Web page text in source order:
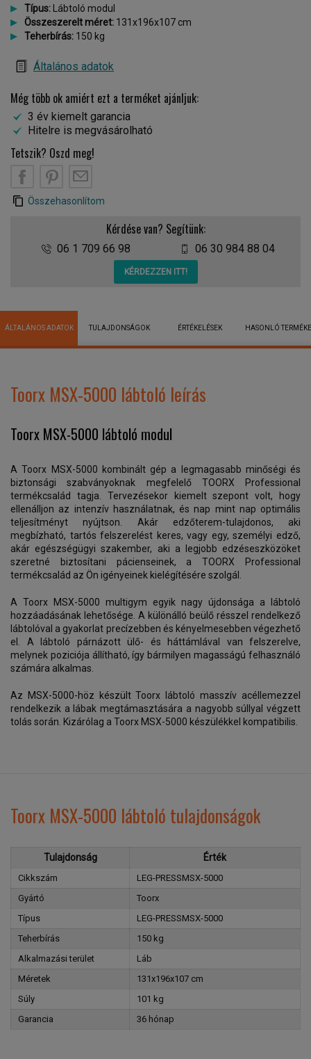
Típus: Lábtoló modul
Összeszerelt méret: 131x196x107 cm
Teherbírás: 150 kg
Általános adatok
Még több ok amiért ezt a terméket ajánljuk:
3 év kiemelt garancia
Hitelre is megvásárolható
Tetszik? Oszd meg!
Összehasonlítom
Kérdése van? Segítünk:
06 1 709 66 98 06 30 984 88 04
KÉRDEZZEN ITT!
ÁLTALÁNOS ADATOK TULAJDONSÁGOK ÉRTÉKELÉSEK HASONLÓ
Toorx MSX-5000 lábtoló leírás
Toorx MSX-5000 lábtoló modul
A Toorx MSX-5000 kombinált gép a legmagasabb minőségi és
biztonsági szabványoknak megfelelő TOORX Professional
termékcsalád tagja. Tervezésekor kiemelt szepont volt, hogy
ellenálljon az intenzív használatnak, és nap mint nap optimális
teljesítményt nyújtson. Akár edzőterem-tulajdonos, aki
megbízható, tartós felszerelést keres, vagy egy, személyi edző,
akár egészségügyi szakember, aki a legjobb edzéseszközöket
szeretné biztosítani pácienseinek, a TOORX Professional
termékcsalád az Ön igényeinek kielégítésére szolgál.
A Toorx MSX-5000 multigym egyik nagy újdonsága a lábtoló
hozzáadásának lehetősége. A különálló beülő résszel rendelkező
lábtolóval a gyakorlat precízebben és kényelmesebben végezhető
el. A lábtoló párnázott ülő- és háttámlával van felszerelve,
melynek poziciója állítható, így bármilyen magasságú felhasználó
számára alkalmas.
Az MSX-5000-höz készült Toorx lábtoló masszív acéllemezzel
rendelkezik a lábak megtámasztására a nagyobb súllyal végzett
tolás során. Kizárólag a Toorx MSX-5000 készülékkel kompatibilis.
Toorx MSX-5000 lábtoló tulajdonságok
Tulajdonság Érték
Cikkszám
LEG-PRESSMSX-5000
Gyártó
Toorx
Típus
LEG-PRESSMSX-5000
Teherbírás
150 kg
Alkalmazási terület
Láb
Méretek
131x196x107 cm
Súly
101 kg
Garancia
36 hónap